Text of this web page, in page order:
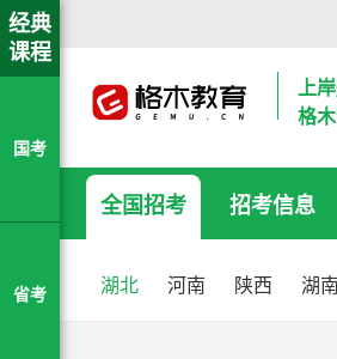
上
格
全国招考 招考信息
湖北 河南 陕西 湖南
经典
课程
国考
省考